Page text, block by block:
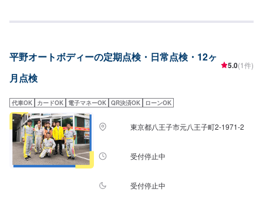
専用工具を使って、短時間でキレイに直す画期的な最新技術「デントリペ
【2】お見積り【3】お見積りにご納得いただければ作業開始【4】仕上がり
次第納車【お見積もり・代車無料】リサイクル部品を使った修理や、無料代
車手配などお客様のニーズに応えるお見積もりを実現します。※代車の燃料代
場合もございます。
平野オートボディーの定期点検・日常点検・12ヶ
月点検
5.0(1件)
代車OK カードOK 電子マネーOK QR決済OK ローンOK
東京都八王子市元八王子町2-1971-2
受付停止中
受付停止中